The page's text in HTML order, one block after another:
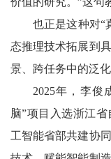
也正是这种对“
态推理技术拓展到
景、跨任务中的泛化
2025年，李俊
脑”项目入选浙江
工智能省部共建协